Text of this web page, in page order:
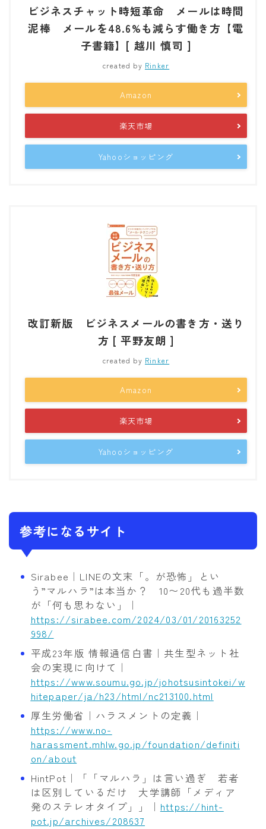
ビジネスチャット時短革命 メールは時間
泥棒 メールを48.6%も減らす働き方【電
子書籍】[ 越川 慎司 ]
created by Rinker
Amazon
楽天市場
Yahooショッピング
改訂新版 ビジネスメールの書き方・送り
方 [ 平野友朗 ]
created by Rinker
Amazon
楽天市場
Yahooショッピング
参考になるサイト
Sirabee｜LINEの文末「。が恐怖」とい
う”マルハラ”は本当か？ 10〜20代も過半数
が「何も思わない」｜
https://sirabee.com/2024/03/01/20163252
998/
平成23年版 情報通信白書｜共生型ネット社
会の実現に向けて｜
https://www.soumu.go.jp/johotsusintokei/w
hitepaper/ja/h23/html/nc213100.html
厚生労働省｜ハラスメントの定義｜
https://www.no-
harassment.mhlw.go.jp/foundation/definiti
on/about
HintPot｜「「マルハラ」は言い過ぎ 若者
は区別しているだけ 大学講師「メディア
発のステレオタイプ」」｜ https://hint-
pot.jp/archives/208637